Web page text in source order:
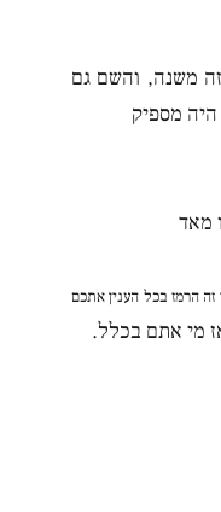
משנה, והשם גם
מספיק
מאד
הרמז בכל הענין אתכם
מי אתם בכלל.